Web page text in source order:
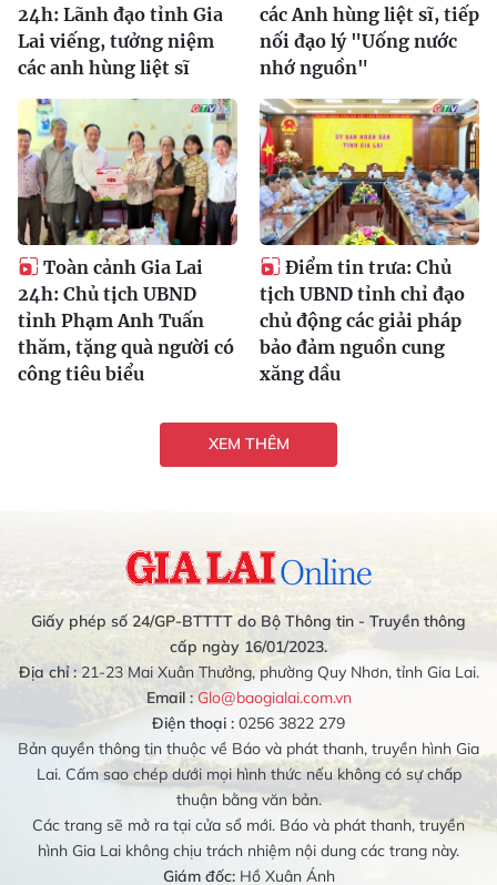
24h: Lãnh đạo tỉnh Gia
Lai viếng, tưởng niệm
các anh hùng liệt sĩ
các Anh hùng liệt sĩ, tiếp
nối đạo lý "Uống nước
nhớ nguồn"
Toàn cảnh Gia Lai
24h: Chủ tịch UBND
tỉnh Phạm Anh Tuấn
thăm, tặng quà người có
công tiêu biểu
Điểm tin trưa: Chủ
tịch UBND tỉnh chỉ đạo
chủ động các giải pháp
bảo đảm nguồn cung
xăng dầu
XEM THÊM
Giấy phép số 24/GP-BTTTT do Bộ Thông tin - Truyền thông
cấp ngày 16/01/2023.
Địa chỉ :21-23 Mai Xuân Thưởng, phường Quy Nhơn, tỉnh Gia Lai.
Email : Glo@baogialai.com.vn
Điện thoại : 0256 3822 279
Bản quyền thông tin thuộc về Báo và phát thanh, truyền hình Gia
Lai. Cấm sao chép dưới mọi hình thức nếu không có sự chấp
thuận bằng văn bản.
Các trang sẽ mở ra tại cửa sổ mới. Báo và phát thanh, truyền
hình Gia Lai không chịu trách nhiệm nội dung các trang này.
Giám đốc:Hồ Xuân Ánh